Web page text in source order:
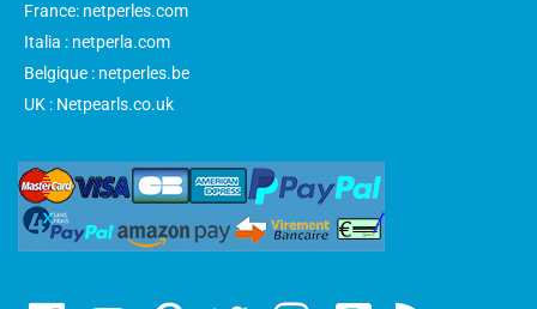
France: netperles.com
Italia : netperla.com
Belgique : netperles.be
UK : Netpearls.co.uk